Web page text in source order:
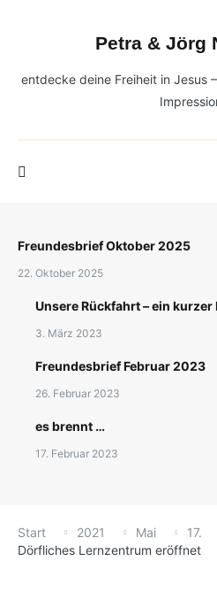
Petra & Jörg
entdecke deine Freiheit in Jesus
Freundesbrief Oktober 2025
22. Oktober 2025
Unsere Rückfahrt – ein kurzer
3. März 2023
Freundesbrief Februar 2023
26. Februar 2023
es brennt …
17. Februar 2023
Start 2021 Mai
17.
Dörfliches Lernzentrum eröffnet